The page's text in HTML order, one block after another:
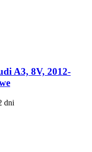
A3, 8V, 2012-
dni